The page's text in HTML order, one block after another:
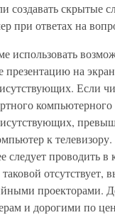
скрытые
при ответах на
использовать
на
Если
к
следует проводить
отсутствует,
проекторами.
и дорогими по